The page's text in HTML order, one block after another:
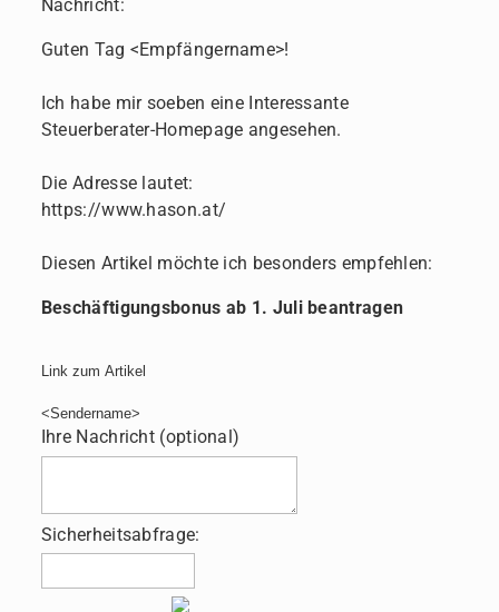
Nachricht:
Guten Tag <Empfängername>!
Ich habe mir soeben eine Interessante
Steuerberater-Homepage angesehen.
Die Adresse lautet:
https://www.hason.at/
Diesen Artikel möchte ich besonders empfehlen:
Beschäftigungsbonus ab 1. Juli beantragen
Link zum Artikel
<Sendername>
Ihre Nachricht (optional)
Sicherheitsabfrage: